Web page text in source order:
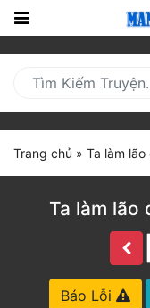
Nhật
(current)
Truyện HOT
Trang chủ » Ta làm
Ta làm lão
Báo Lỗi